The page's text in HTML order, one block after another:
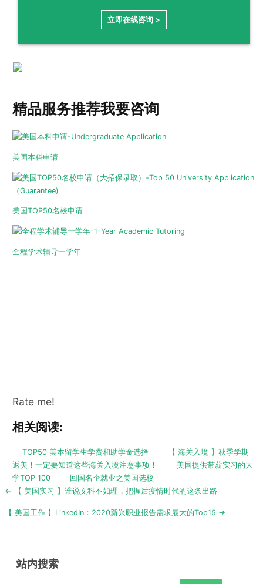
立即在线咨询 >
精品服务推荐我要咨询
美国本科申请
美国TOP50名校申请
全程学术辅导一学年
Rate me!
相关阅读:
TOP50 美本留学生学费和助学金选择
【 海关入境 】秋季学期
返美！一定要知道这些海关入境注意事项！
美国提供带薪实习的大
学TOP 100
回国名企就业之美国选校
Post
← 【 美国实习 】谁说文科不如理，把握后疫情时代的这条出路
【 美国工作 】LinkedIn：2020新兴职业报告需求最大的Top15 →
站内搜索